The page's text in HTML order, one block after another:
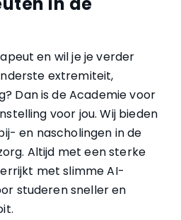
en wil je je verder
extremiteit,
Dan is de Academie voor
voor jou. Wij bieden
en nascholingen in de
Altijd met een sterke
met slimme AI-
studeren sneller en